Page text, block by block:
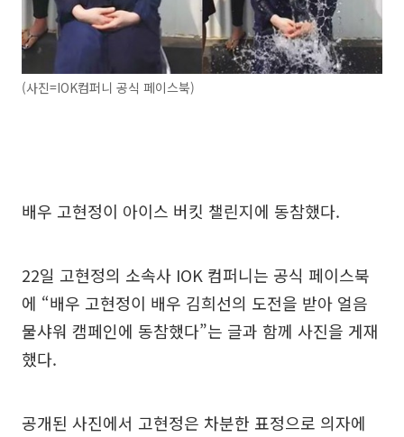
(사진=IOK컴퍼니 공식 페이스북)
배우 고현정이 아이스 버킷 챌린지에 동참했다.
22일 고현정의 소속사 IOK 컴퍼니는 공식 페이스북
에 “배우 고현정이 배우 김희선의 도전을 받아 얼음
물샤워 캠페인에 동참했다”는 글과 함께 사진을 게재
했다.
공개된 사진에서 고현정은 차분한 표정으로 의자에